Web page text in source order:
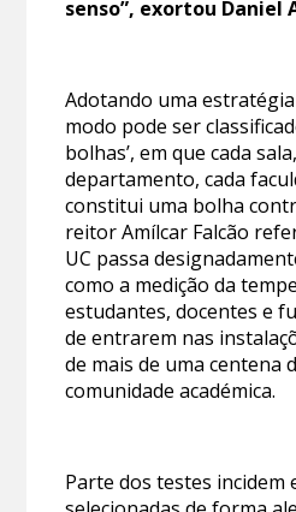
senso”, exortou Daniel
Adotando uma
modo pode ser
bolhas’, em que cada
departamento, cada
constitui uma bolha
reitor Amílcar Falcão
UC passa
como a medição da
estudantes, docentes e
de entrarem nas
de mais de uma centena
comunidade académica.
Parte dos testes incidem